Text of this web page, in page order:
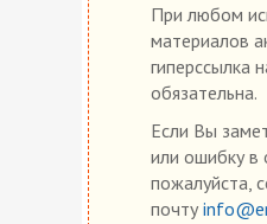
При любом
материалов
гиперссылка
обязательна.
Если Вы
или ошибку в
пожалуйста,
почту